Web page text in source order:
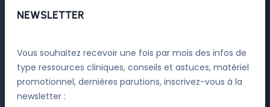
NEWSLETTER
Vous souhaitez recevoir une fois par mois des infos de
type ressources cliniques, conseils et astuces, matériel
promotionnel, dernières parutions, inscrivez-vous à la
newsletter :